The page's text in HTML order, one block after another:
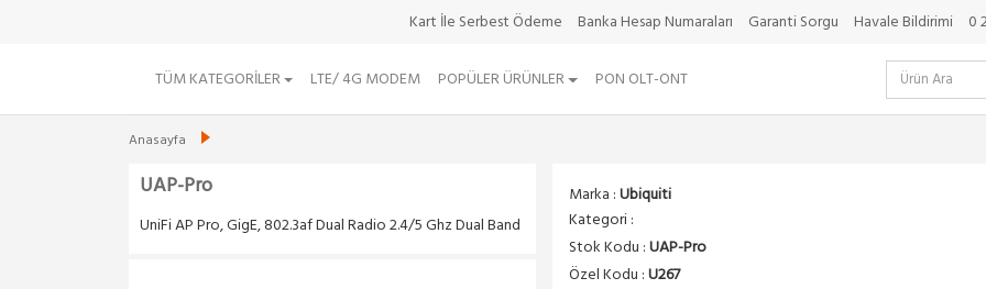
Kart İle Serbest Ödeme Banka Hesap Numaraları Garanti Sorgu Havale Bildirimi 0
TÜM KATEGORILER LTE/ 4G MODEM POPÜLER ÜRÜNLER PON OLT-ONT
Anasayfa
UAP-Pro
UniFi AP Pro, GigE, 802.3af Dual Radio 2.4/5 Ghz Dual Band
Marka :Ubiquiti
Kategori :
Stok Kodu :UAP-Pro
Özel Kodu :U267